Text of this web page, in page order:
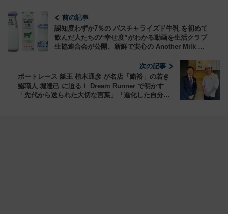
前の記事
認知度わずか7％の パスチャライズド牛乳 を初めて
飲んだ人たちの“幸せ度”がわかる動画を生活クラブ
生協連合会が公開、新鮮で安心の Another Milk の
次の記事
ボートレース 艇王 植木通彦 が名店「鮨裕」の若き
鮨職人 堀達己 に迫る！ Dream Runner で明かす
「先代から送られた大切な言葉」「進化した自分の